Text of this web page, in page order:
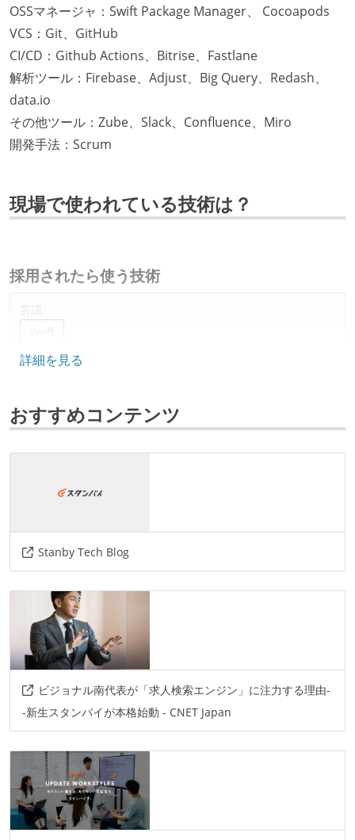
OSSマネージャ：Swift Package Manager、 Cocoapods
VCS：Git、GitHub
CI/CD：Github Actions、Bitrise、Fastlane
解析ツール：Firebase、Adjust、Big Query、Redash、
data.io
その他ツール：Zube、Slack、Confluence、Miro
開発手法：Scrum
現場で使われている技術は？
採用されたら使う技術
言語
swift
データベース
ソースコード管理
git
プロジェクト管理
情報共有ツール
confluence
slack
その他
bitrise
cocoapods
lottie
r.swift kingfisher
alamofire
swift-ui github-actions
fastlane
firebase
adjust big-query
詳細を見る
おすすめコンテンツ
Stanby Tech Blog
ビジョナル南代表が「求人検索エンジン」に注力する理由-
-新生スタンバイが本格始動 - CNET Japan